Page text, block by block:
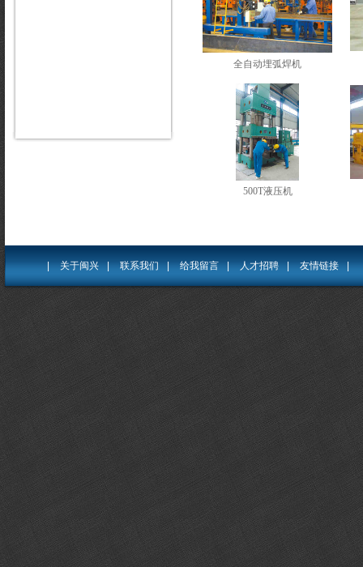
全自动埋弧焊机
500T液压机
| 关于闽兴 | 联系我们 | 给我留言 | 人才招聘 | 友情链接 |